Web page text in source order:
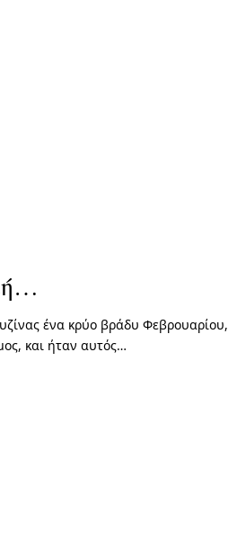
ένα κρύο βράδυ Φεβρουαρίου,
και ήταν αυτός…